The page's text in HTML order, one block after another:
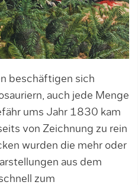
beschäftigen sich
auch jede Menge
ums Jahr 1830 kam
von Zeichnung zu rein
wurden die mehr oder
aus dem
zum